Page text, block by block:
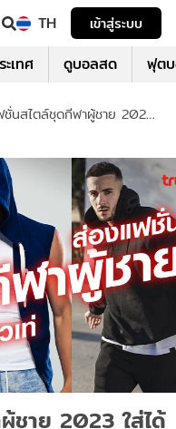
TH เข้าสู่ระบบ
เทศ ดูบอลสด ฟุต
นสไตล์ชุดกีฬาผู้ชาย 2023
ชาย 2023 ใส่ได้